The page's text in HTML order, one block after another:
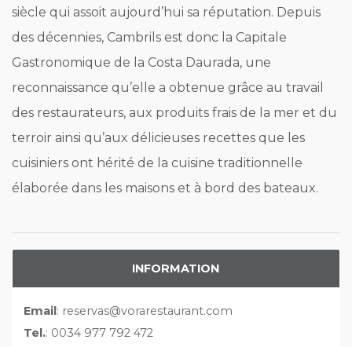
siècle qui assoit aujourd’hui sa réputation. Depuis
des décennies, Cambrils est donc la Capitale
Gastronomique de la Costa Daurada, une
reconnaissance qu’elle a obtenue grâce au travail
des restaurateurs, aux produits frais de la mer et du
terroir ainsi qu’aux délicieuses recettes que les
cuisiniers ont hérité de la cuisine traditionnelle
élaborée dans les maisons et à bord des bateaux.
INFORMATION
Email: reservas@vorarestaurant.com
Tel.: 0034 977 792 472